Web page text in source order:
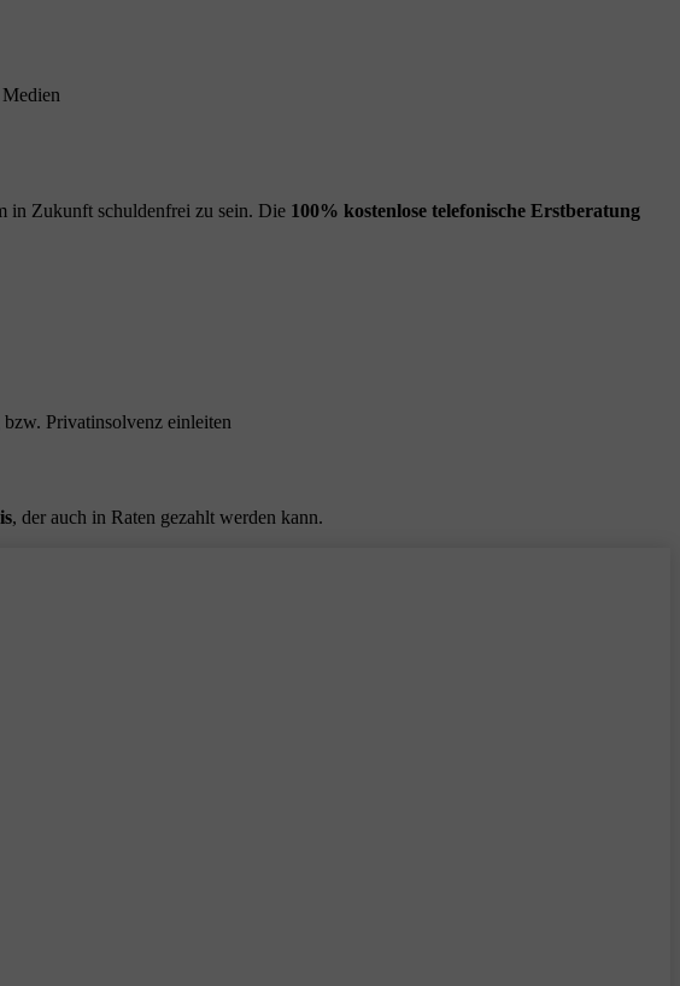
in Zukunft schuldenfrei zu sein. Die 100% kostenlose telefonische Erstberatung
Privatinsolvenz einleiten
, der auch in Raten gezahlt werden kann.